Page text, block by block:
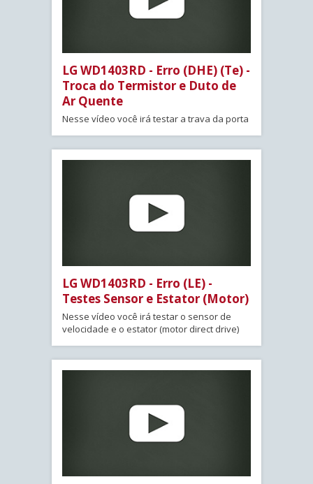
LG WD1403RD - Erro (DHE) (Te) -
Troca do Termistor e Duto de
Ar Quente
Nesse vídeo você irá testar a trava da porta
LG WD1403RD - Erro (LE) -
Testes Sensor e Estator (Motor)
Nesse vídeo você irá testar o sensor de
velocidade e o estator (motor direct drive)